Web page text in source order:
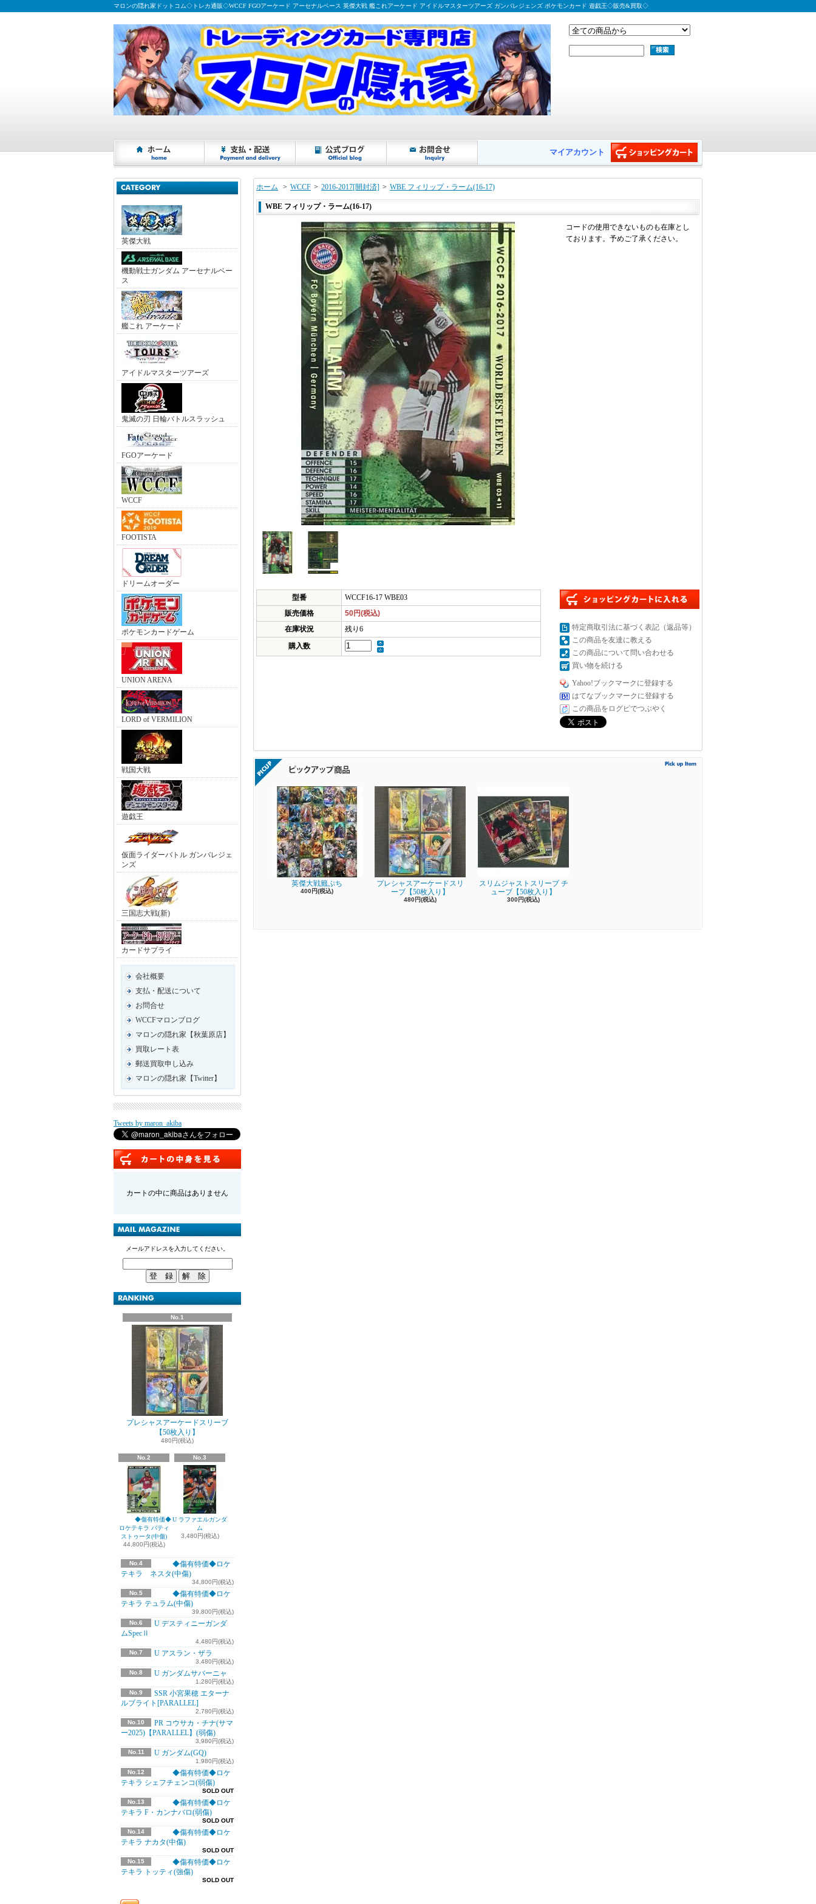
マロンの隠れ家ドットコム◇トレカ通販◇WCCF FGOアーケード アーセナルベース 英傑大戦 艦これアーケード アイドルマスターツアーズ ガンバレジェンズ ポケモンカード 遊戯王◇販売&買取◇
マイアカウント
英傑大戦
機動戦士ガンダム アーセナルベー
ス
艦これ アーケード
アイドルマスターツアーズ
鬼滅の刃 日輪バトルスラッシュ
FGOアーケード
WCCF
FOOTISTA
ドリームオーダー
ポケモンカードゲーム
UNION ARENA
LORD of VERMILION
戦国大戦
遊戯王
仮面ライダーバトル ガンバレジェ
ンズ
三国志大戦(新)
カードサプライ
会社概要
支払・配送について
お問合せ
WCCFマロンブログ
マロンの隠れ家【秋葉原店】
買取レート表
郵送買取申し込み
マロンの隠れ家【Twitter】
Tweets by maron_akiba
カートの中に商品はありません
メールアドレスを入力してください。
No.1
プレシャスアーケードスリーブ
【50枚入り】
480円(税込)
No.2
◆傷有特価◆
ロケテキラ バティ
ストゥータ(中傷)
44,800円(税込)
No.3
U ラファエルガンダ
ム
3,480円(税込)
No.4
◆傷有特価◆ロケ
テキラ ネスタ(中傷)
34,800円(税込)
No.5
◆傷有特価◆ロケ
テキラ テュラム(中傷)
39,800円(税込)
No.6
U デスティニーガンダ
ムSpecⅡ
4,480円(税込)
No.7
U アスラン・ザラ
3,480円(税込)
No.8
U ガンダムサバーニャ
1,280円(税込)
No.9
SSR 小宮果穂 エターナ
ルブライト[PARALLEL]
2,780円(税込)
No.10
PR コウサカ・チナ(サマ
ー2025)【PARALLEL】(弱傷)
3,980円(税込)
No.11
U ガンダム(GQ)
1,980円(税込)
No.12
◆傷有特価◆ロケ
テキラ シェフチェンコ(弱傷)
SOLD OUT
No.13
◆傷有特価◆ロケ
テキラ F・カンナバロ(弱傷)
SOLD OUT
No.14
◆傷有特価◆ロケ
テキラ ナカタ(中傷)
SOLD OUT
No.15
◆傷有特価◆ロケ
テキラ トッティ(強傷)
SOLD OUT
ホーム > WCCF > 2016-2017[開封済] > WBE フィリップ・ラーム(16-17)
WBE フィリップ・ラーム(16-17)
コードの使用できないものも在庫とし
ております。予めご了承ください。
型番
WCCF16-17 WBE03
販売価格
50円(税込)
在庫状況
残り6
購入数
特定商取引法に基づく表記（返品等）
この商品を友達に教える
この商品について問い合わせる
買い物を続ける
Yahoo!ブックマークに登録する
はてなブックマークに登録する
この商品をログピでつぶやく
英傑大戦籤ぷち
400円(税込)
プレシャスアーケードスリ
ーブ【50枚入り】
480円(税込)
スリムジャストスリーブ チ
ューブ【50枚入り】
300円(税込)